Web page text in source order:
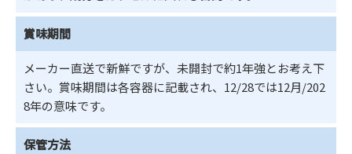
賞味期間
メーカー直送で新鮮ですが、未開封で約1年強とお考え下
さい。賞味期間は各容器に記載され、12/28では12月/202
8年の意味です。
保管方法